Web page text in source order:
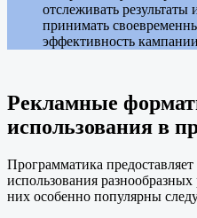
отслеживать
принимать
эффективность
Рекламные
использования в
Программатика
использования
них особенно популярны